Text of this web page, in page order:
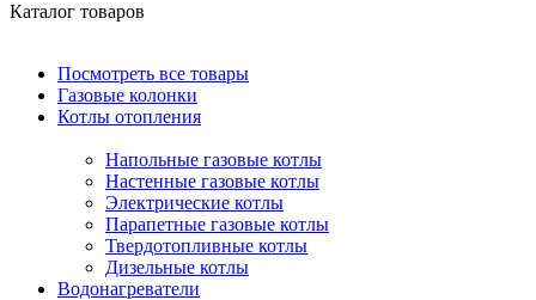
Каталог товаров
Посмотреть все товары
Газовые колонки
Котлы отопления
Напольные газовые котлы
Настенные газовые котлы
Электрические котлы
Парапетные газовые котлы
Твердотопливные котлы
Дизельные котлы
Водонагреватели